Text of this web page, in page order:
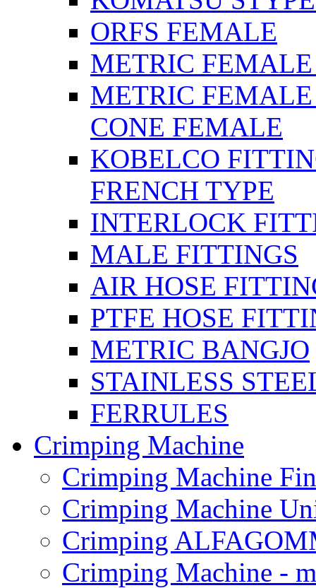
ORFS FEMALE
METRIC
METRIC
CONE FEMALE
KOBELCO
FRENCH TYPE
INTERLOCK
MALE FITTINGS
AIR HOSE
PTFE HOSE
METRIC BANGJO
STAINLESS
FERRULES
Crimping Machine
Crimping Machine
Crimping Machine
Crimping
Crimping Machine -